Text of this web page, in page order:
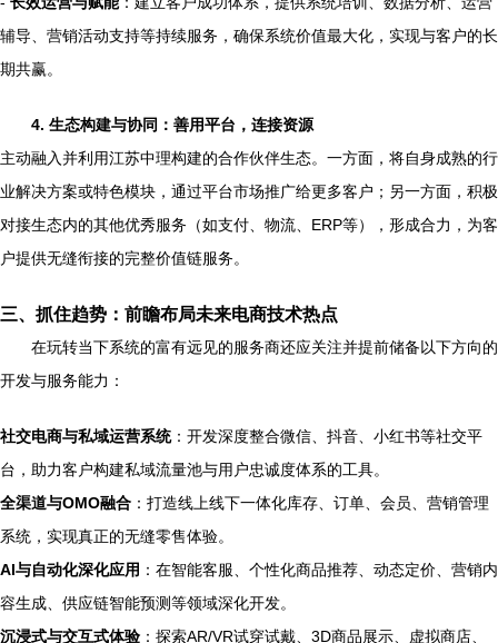
辅导、营销活动支持等持续服务，确保系统价值最大化，实现与客户的长
期共赢。
4. 生态构建与协同：善用平台，连接资源
主动融入并利用江苏中理构建的合作伙伴生态。一方面，将自身成熟的行
业解决方案或特色模块，通过平台市场推广给更多客户；另一方面，积极
对接生态内的其他优秀服务（如支付、物流、ERP等），形成合力，为客
户提供无缝衔接的完整价值链服务。
三、抓住趋势：前瞻布局未来电商技术热点
在玩转当下系统的富有远见的服务商还应关注并提前储备以下方向的
开发与服务能力：
社交电商与私域运营系统：开发深度整合微信、抖音、小红书等社交平
台，助力客户构建私域流量池与用户忠诚度体系的工具。
全渠道与OMO融合 ：打造线上线下一体化库存、订单、会员、营销管理
系统，实现真正的无缝零售体验。
AI与自动化深化应用 ：在智能客服、个性化商品推荐、动态定价、营销内
容生成、供应链智能预测等领域深化开发。
沉浸式与交互式体验 ：探索AR/VR试穿试戴、3D商品展示、虚拟商店、